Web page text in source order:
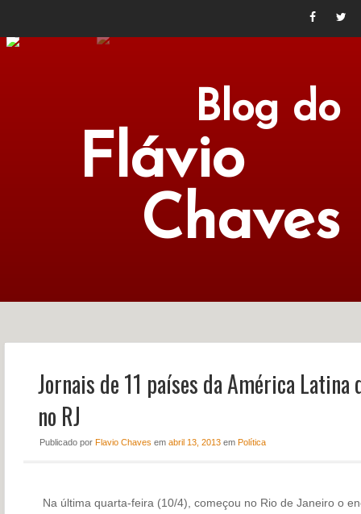
Blog do
Flávio
Chaves
NOTÍCIAS PERFIL
Jornais de 11 países da América
no RJ
Publicado por Flavio Chaves em abril 13, 2013em Política
Na última quarta-feira (10/4), começou no Rio de Janeiro o